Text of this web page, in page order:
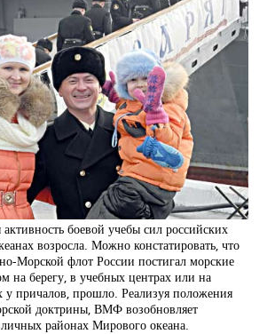
боевой учебы сил российских
возросла. Можно констатировать, что
Морской флот России постигал морские
на берегу, в учебных центрах или на
у причалов, прошло. Реализуя положения
доктрины, ВМФ возобновляет
районах Мирового океана.